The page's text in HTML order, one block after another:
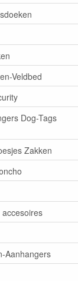
Veldbed
Dog-Tags
Zakken
Aanhangers